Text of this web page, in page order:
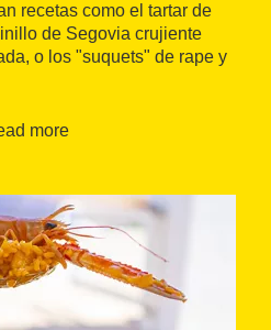
recetas como el tartar de
de Segovia crujiente
o los "suquets" de rape y
notable de
al whisky con
garrapiñadas.
more